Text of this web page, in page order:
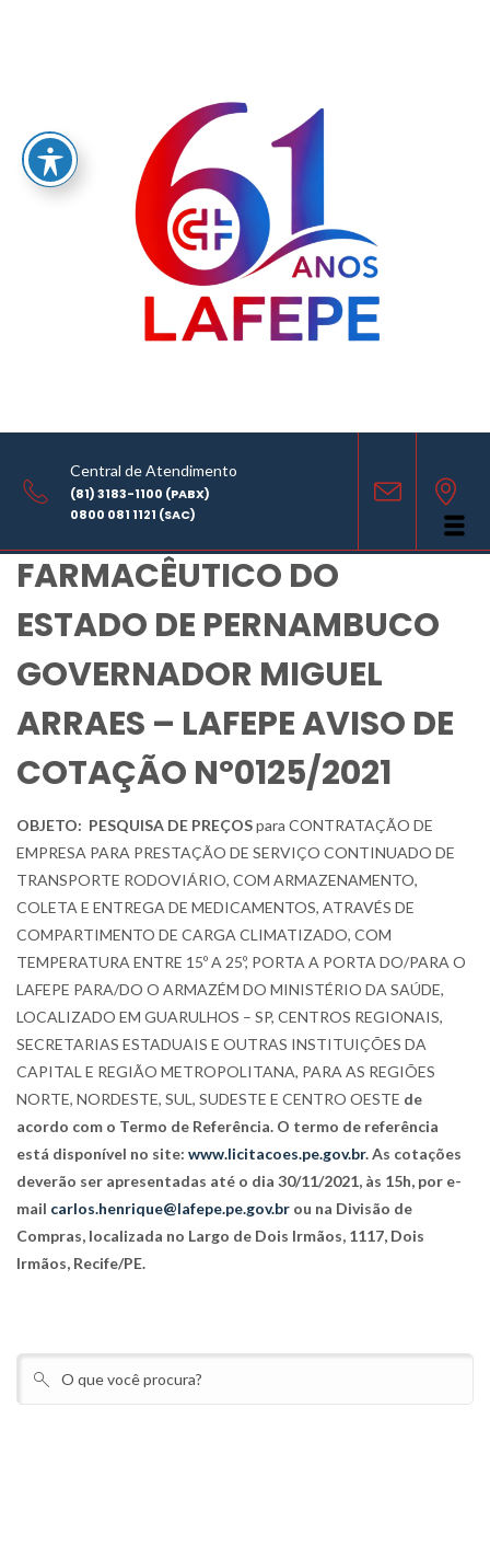
Central de Atendimento
(81) 3183-1100 (PABX)
0800 081 1121 (SAC)
LABORATÓRIO FARMACÊUTICO DO ESTADO DE PERNAMBUCO
GOVERNADOR MIGUEL ARRAES - LAFEPE AVISO DE COTAÇÃO Nº0125/2021
COMPARTILHE
LABORATÓRIO
FARMACÊUTICO DO
ESTADO DE PERNAMBUCO
GOVERNADOR MIGUEL
ARRAES – LAFEPE AVISO DE
COTAÇÃO Nº0125/2021
OBJETO: PESQUISA DE PREÇOSpara CONTRATAÇÃO DE
EMPRESA PARA PRESTAÇÃO DE SERVIÇO CONTINUADO DE
TRANSPORTE RODOVIÁRIO, COM ARMAZENAMENTO,
COLETA E ENTREGA DE MEDICAMENTOS, ATRAVÉS DE
COMPARTIMENTO DE CARGA CLIMATIZADO, COM
TEMPERATURA ENTRE 15º A 25º, PORTA A PORTA DO/PARA O
LAFEPE PARA/DO O ARMAZÉM DO MINISTÉRIO DA SAÚDE,
LOCALIZADO EM GUARULHOS – SP, CENTROS REGIONAIS,
SECRETARIAS ESTADUAIS E OUTRAS INSTITUIÇÕES DA
CAPITAL E REGIÃO METROPOLITANA, PARA AS REGIÕES
NORTE, NORDESTE, SUL, SUDESTE E CENTRO OESTE de
acordo com o Termo de Referência. O termo de referência
está disponível no site: www.licitacoes.pe.gov.br. As cotações
deverão ser apresentadas até o dia 30/11/2021, às 15h, por e-
mail carlos.henrique@lafepe.pe.gov.br ou na Divisão de
Compras, localizada no Largo de Dois Irmãos, 1117, Dois
Irmãos, Recife/PE.